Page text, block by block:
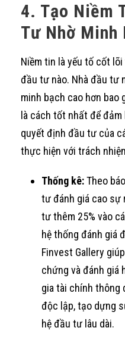
4. Tạo Niềm
Tư Nhờ Minh
Niềm tin là yếu tố cốt
đầu tư nào. Nhà đầu tư
minh bạch cao hơn bao
là cách tốt nhất để
quyết định đầu tư của
thực hiện với trách
Thống kê:Theo
tư đánh giá cao sự
tư thêm 25% vào
hệ thống đánh giá
Finvest Gallery
chứng và đánh giá
gia tài chính thông
độc lập, tạo dựng
hệ đầu tư lâu dài.